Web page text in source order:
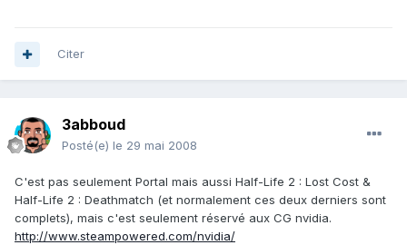
Citer
3abboud
Posté(e) le 29 mai 2008
C'est pas seulement Portal mais aussi Half-Life 2 : Lost Cost &
Half-Life 2 : Deathmatch (et normalement ces deux derniers sont
complets), mais c'est seulement réservé aux CG nvidia.
http://www.steampowered.com/nvidia/